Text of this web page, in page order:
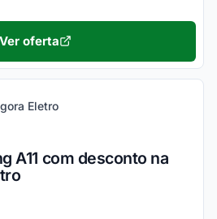
Ver oferta
Eletro
A11 com desconto na